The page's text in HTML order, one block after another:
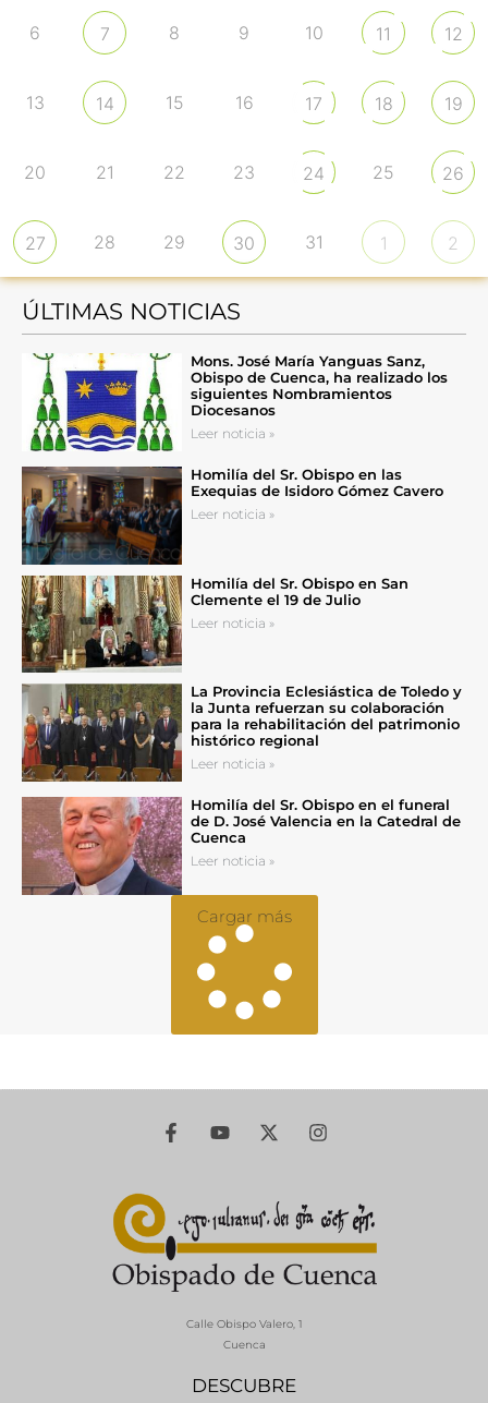
6 7 8 9 10 11 12
13 14 15 16 17 18 19
20 21 22 23 24 25 26
27 28 29 30 31 1 2
ÚLTIMAS NOTICIAS
Mons. José María Yanguas Sanz,
Obispo de Cuenca, ha realizado los
siguientes Nombramientos
Diocesanos
Leer noticia »
Homilía del Sr. Obispo en las
Exequias de Isidoro Gómez Cavero
Leer noticia »
Homilía del Sr. Obispo en San
Clemente el 19 de Julio
Leer noticia »
La Provincia Eclesiástica de Toledo y
la Junta refuerzan su colaboración
para la rehabilitación del patrimonio
histórico regional
Leer noticia »
Homilía del Sr. Obispo en el funeral
de D. José Valencia en la Catedral de
Cuenca
Leer noticia »
Cargar más
DESCUBRE
Calle Obispo Valero, 1
Cuenca